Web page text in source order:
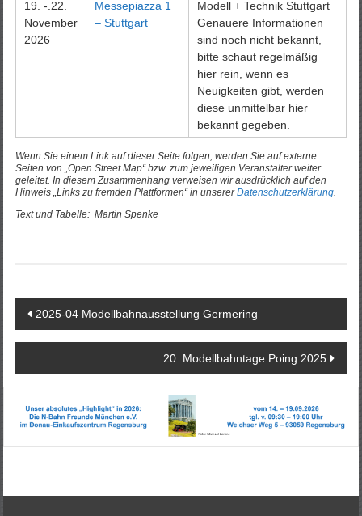
19. -.22.
November
2026
Messepiazza 1
– Stuttgart
Modell + Technik Stuttgart
Genauere Informationen
sind noch nicht bekannt,
bitte schaut regelmäßig
hier rein, wenn es
Neuigkeiten gibt, werden
diese unmittelbar hier
bekannt gegeben.
Wenn Sie einem Link auf dieser Seite folgen, werden Sie auf externe
Seiten von „Open Street Map“ bzw. zum jeweiligen Veranstalter weiter
geleitet. In diesem Zusammenhang verweisen wir ausdrücklich auf den
Hinweis „Links zu fremden Plattformen“ in unsererDatenschutzerklärung.
Text und Tabelle: Martin Spenke
2025-04 Modellbahnausstellung Germering
20. Modellbahntage Poing 2025